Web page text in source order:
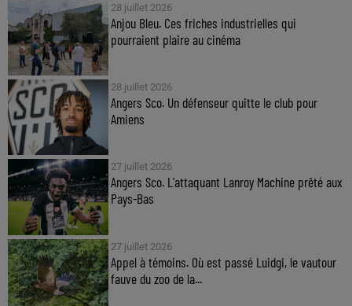
28 juillet 2026
Anjou Bleu. Ces friches industrielles qui
pourraient plaire au cinéma
28 juillet 2026
Angers Sco. Un défenseur quitte le club pour
Amiens
27 juillet 2026
Angers Sco. L'attaquant Lanroy Machine prêté aux
Pays-Bas
27 juillet 2026
Appel à témoins. Où est passé Luidgi, le vautour
fauve du zoo de la...